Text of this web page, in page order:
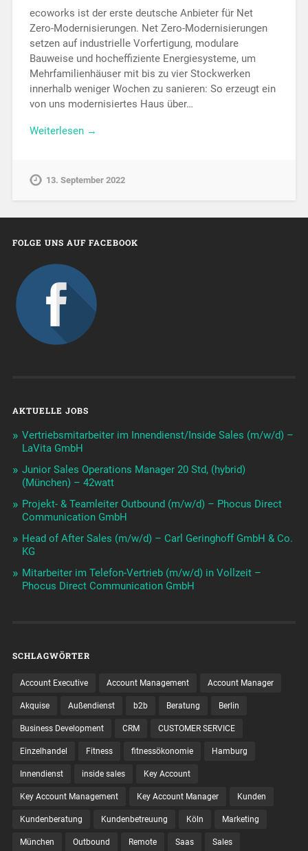
ecoworks ist der erste deutsche Anbieter für Net
Zero-Modernisierungen. Net Zero-Modernisierungen
setzen auf industrielle Vorfertigung, modulare
Bauweise und hocheffiziente Energiesysteme, um
Mehrfamilienhäuser mit bis zu vier Stockwerken
innerhalb weniger Wochen zu sanieren: So erzeugt ein
von uns modernisiertes Haus über…
Weiterlesen →
13. September 2022
FOLGE UNS AUF FACEBOOK
AKTUELLE JOBS
Vertriebsmitarbeiter im Innendienst/Inside Sales (m/w/d) –
LaVita GmbH
Junior Sales Operations Manager 20 Std, (hybrid)
(München) – 42watt
Projekt- & Teamleiter Outbound (m/w/d) – Phocus Direct
Communication GmbH
Head of After Sales (m/w/d) – Carl Geringhoff GmbH & Co.
KG
Mitarbeiter im Telefon-Vertrieb (m/w/d) in Vollzeit –
Phocus Direct Communication GmbH
SCHLAGWÖRTER
Account Executive Account Management Account Manager
Akquise Außendienst b2b Beratung Berlin
Business Development CRM CUSTOMER SERVICE
Einzelhandel Fitness fitnessökonomie Hamburg
Innendienst inside sales Key Account
Key Account Management Key Account Manager Kunden
Kundenberatung Kundenbetreuung Köln Marketing
München Outbound Remote Saas Sales